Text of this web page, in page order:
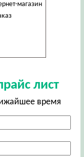
магазин
лист
время